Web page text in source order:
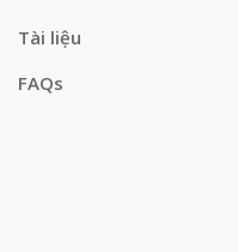
Tài liệu
FAQs